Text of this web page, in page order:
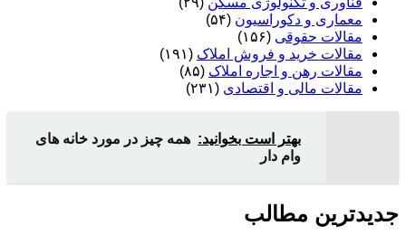
معماری و دکوراسیون (۵۴)
مقالات حقوقی (۱۵۶)
مقالات خرید و فروش املاک (۱۹۱)
مقالات رهن و اجاره املاک (۸۵)
مقالات مالی و اقتصادی (۲۳۱)
بهتر است بخوانید: همه چیز در مورد خانه های
وام دار
جدیدترین مطالب